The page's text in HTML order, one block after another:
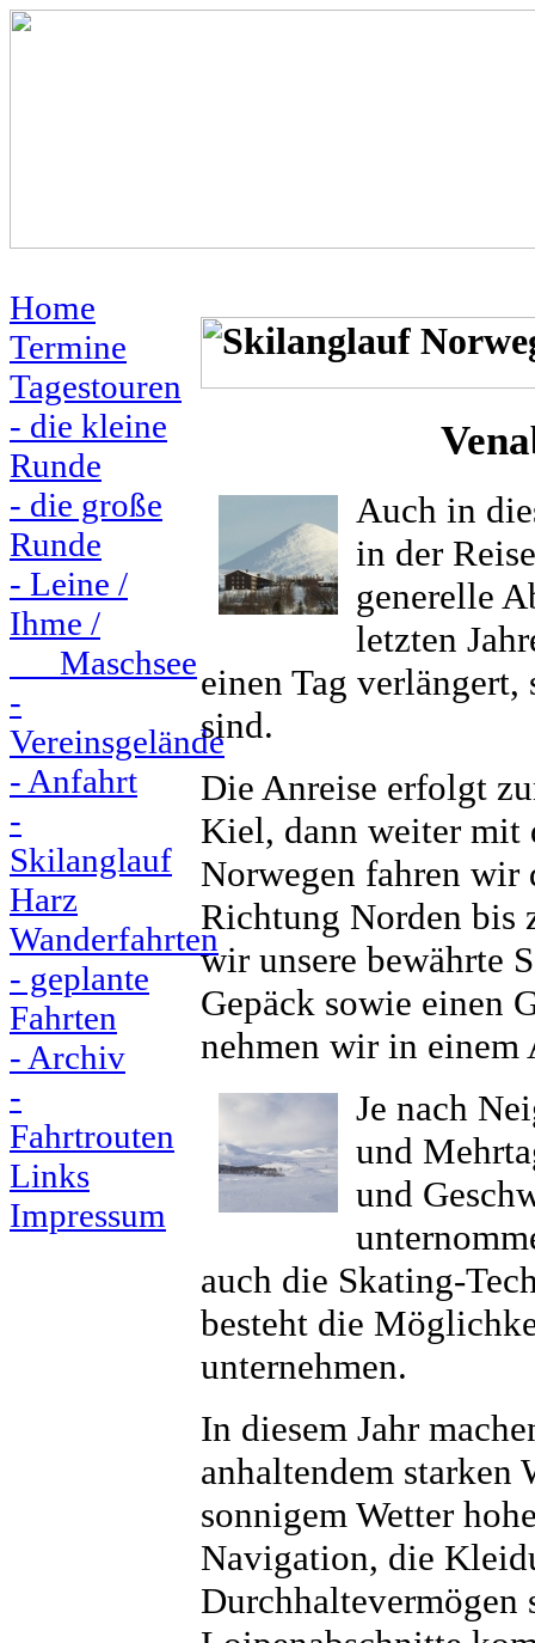
Home
Termine
Tagestouren
- die kleine
Runde
- die große
Runde
- Leine /
Ihme /
Maschsee
-
Vereinsgelände
- Anfahrt
-
Skilanglauf
Harz
Wanderfahrten
- geplante
Fahrten
- Archiv
-
Fahrtrouten
Links
Impressum
Auch in
in der
generelle
letzten
einen Tag
sind.
Die Anreise erfolgt
Kiel, dann weiter mit
Norwegen fahren wir
Richtung Norden bis
wir unsere bewährte
Gepäck sowie einen
nehmen wir in einem
Je nach
und
und
auch die Skating-
besteht die
unternehmen.
In diesem Jahr
anhaltendem
sonnigem Wetter
Navigation, die